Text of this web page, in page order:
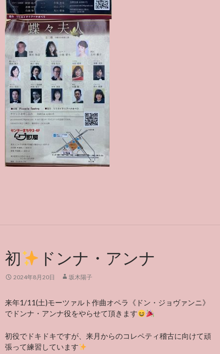
初 ドンナ・アンナ
2024年8月20日 坂木陽子
来年1/11(土)モーツァルト作曲オペラ《ドン・ジョヴァンニ》
でドンナ・アンナ役をやらせて頂きます
初役でドキドキですが、来月からのコレペティ稽古に向けて頑
張って練習しています